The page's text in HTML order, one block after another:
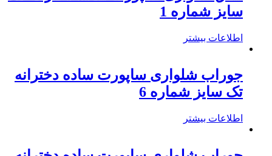
سایز شماره 1
اطلاعات بیشتر
جوراب شلواری ساپورت ساده دخترانه
تک سایز شماره 6
اطلاعات بیشتر